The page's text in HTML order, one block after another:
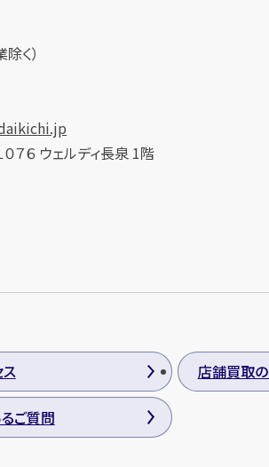
く）
７６ ウェルディ長泉 1階
店舗買取
ご質問